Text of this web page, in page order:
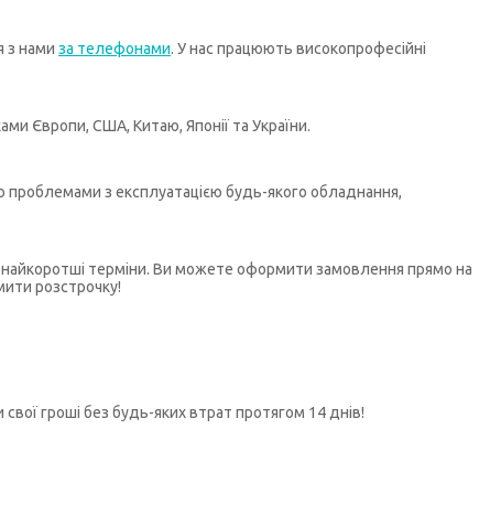
з нами за телефонами. У нас працюють високопрофесійні
Європи, США, Китаю, Японії та України.
проблемами з експлуатацією будь-якого обладнання,
терміни. Ви можете оформити замовлення прямо на
розстрочку!
гроші без будь-яких втрат протягом 14 днів!